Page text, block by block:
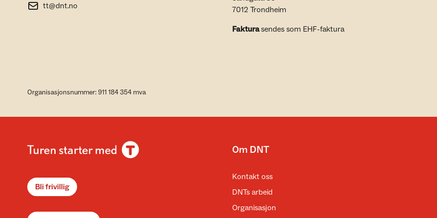
tt@dnt.no
7012 Trondheim
Fakturasendes som EHF-faktura
Organisasjonsnummer: 911 184 354 mva
Bli frivillig
Om DNT
Kontakt oss
DNTs arbeid
Organisasjon